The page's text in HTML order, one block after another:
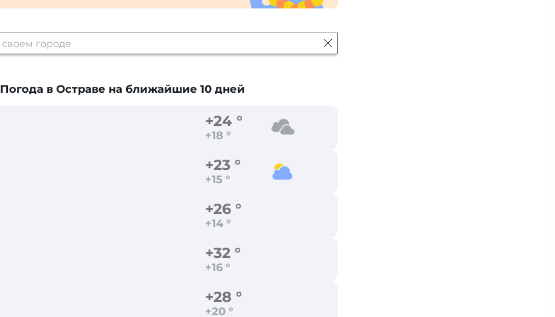
Погода в Остраве на ближайшие 10 дней
+24 °
+18 °
+23 °
+15 °
+26 °
+14 °
+32 °
+16 °
+28 °
+20 °